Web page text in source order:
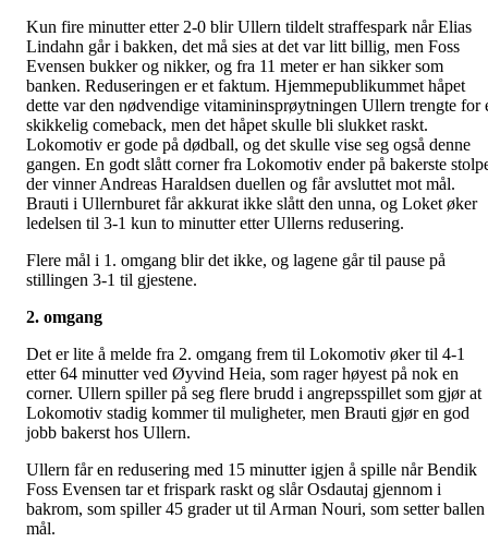
Kun fire minutter etter 2-0 blir Ullern tildelt straffespark når Elias
Lindahn går i bakken, det må sies at det var litt billig, men Foss
Evensen bukker og nikker, og fra 11 meter er han sikker som
banken. Reduseringen er et faktum. Hjemmepublikummet håpet
dette var den nødvendige vitamininsprøytningen Ullern trengte for
skikkelig comeback, men det håpet skulle bli slukket raskt.
Lokomotiv er gode på dødball, og det skulle vise seg også denne
gangen. En godt slått corner fra Lokomotiv ender på bakerste
der vinner Andreas Haraldsen duellen og får avsluttet mot mål.
Brauti i Ullernburet får akkurat ikke slått den unna, og Loket øker
ledelsen til 3-1 kun to minutter etter Ullerns redusering.
Flere mål i 1. omgang blir det ikke, og lagene går til pause på
stillingen 3-1 til gjestene.
2. omgang
Det er lite å melde fra 2. omgang frem til Lokomotiv øker til 4-1
etter 64 minutter ved Øyvind Heia, som rager høyest på nok en
corner. Ullern spiller på seg flere brudd i angrepsspillet som gjør at
Lokomotiv stadig kommer til muligheter, men Brauti gjør en god
jobb bakerst hos Ullern.
Ullern får en redusering med 15 minutter igjen å spille når Bendik
Foss Evensen tar et frispark raskt og slår Osdautaj gjennom i
bakrom, som spiller 45 grader ut til Arman Nouri, som setter
mål.